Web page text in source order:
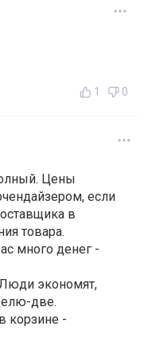
1 0
Цены
если
в
товара.
много денег -
экономят,
две.
корзине -